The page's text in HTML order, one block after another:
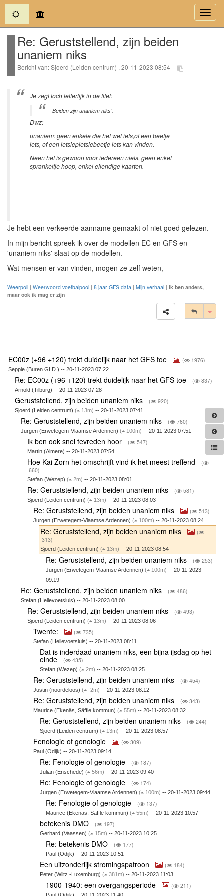
(current)
Re: Geruststellend, zijn beiden
unaniem niks
Bericht van: Sjoerd (Leiden centrum) , 20-11-2023 08:54
Je zegt toch letterlijk in de titel:
Beiden zijn unaniem niks".
Dwz:
unaniem: geen enkele die het wel iets,of een beetje
iets, of een ietsiepietsiebeetje iets kan vinden.
Neen het is gewoon voor iedereen niets, geen enkel
sprankeltje hoop, enkel ellendige kaarten.
Je hebt een verkeerde aanname gemaakt of niet goed gelezen.
In mijn bericht spreek ik over de modellen EC en GFS en
'unaniem niks' slaat op de modellen.
Wat mensen er van vinden, mogen ze zelf weten,
Weerpoll | Weerwoord voetbalpool | 8 jaar GFS data | Mijn verhaal | ik ben anders,
maar ook ik mag er zijn
EC00z (+96 +120) trekt duidelijk naar het GFS toe ( 1976)
Seppie (Buren GLD.) -- 20-11-2023 07:22
Re: EC00z (+96 +120) trekt duidelijk naar het GFS toe ( 837)
Arnold (Tilburg) -- 20-11-2023 07:28
Geruststellend, zijn beiden unaniem niks ( 920)
Sjoerd (Leiden centrum) ( 13m) -- 20-11-2023 07:41
Re: Geruststellend, zijn beiden unaniem niks ( 760)
Jurgen (Erwetegem-Vlaamse Ardennen)( 100m) -- 20-11-2023 07:51
Ik ben ook snel tevreden hoor ( 547)
Martin (Almere) -- 20-11-2023 07:54
Hoe Kai Zorn het omschrijft vind ik het meest treffend
(
660)
Stefan (Wezep) ( 2m) -- 20-11-2023 08:01
Re: Geruststellend, zijn beiden unaniem niks ( 581)
Sjoerd (Leiden centrum) ( 13m) -- 20-11-2023 08:03
Re: Geruststellend, zijn beiden unaniem niks ( 513)
Jurgen (Erwetegem-Vlaamse Ardennen)( 100m) -- 20-11-2023 08:24
Re: Geruststellend, zijn beiden unaniem niks
(
313)
Sjoerd (Leiden centrum) ( 13m) -- 20-11-2023 08:54
Re: Geruststellend, zijn beiden unaniem niks ( 253)
Jurgen (Erwetegem-Vlaamse Ardennen)( 100m) -- 20-11-2023
09:19
Re: Geruststellend, zijn beiden unaniem niks ( 486)
Stefan (Hellevoetsluis) -- 20-11-2023 08:00
Re: Geruststellend, zijn beiden unaniem niks ( 493)
Sjoerd (Leiden centrum) ( 13m) -- 20-11-2023 08:06
Twente: ( 735)
Stefan (Hellevoetsluis) -- 20-11-2023 08:11
Dat is inderdaad unaniem niks, een bijna ijsdag op het
einde ( 435)
Stefan (Wezep) ( 2m) -- 20-11-2023 08:25
Re: Geruststellend, zijn beiden unaniem niks ( 454)
Justin (noordeloos)( -2m) -- 20-11-2023 08:12
Re: Geruststellend, zijn beiden unaniem niks ( 343)
Maurice (Ekenäs, Säffle kommun)( 55m) -- 20-11-2023 08:32
Re: Geruststellend, zijn beiden unaniem niks ( 244)
Sjoerd (Leiden centrum) ( 13m) -- 20-11-2023 08:57
Fenologie of genologie ( 309)
Paul (Odijk) -- 20-11-2023 09:14
Re: Fenologie of genologie ( 187)
Julian (Enschede) ( 56m) -- 20-11-2023 09:40
Re: Fenologie of genologie ( 174)
Jurgen (Erwetegem-Vlaamse Ardennen) ( 100m) -- 20-11-2023 09:44
Re: Fenologie of genologie ( 137)
Maurice (Ekenäs, Säffle kommun)( 55m) -- 20-11-2023 10:57
betekenis DMO ( 197)
Gerhard (Vaassen) ( 15m) -- 20-11-2023 10:25
Re: betekenis DMO ( 177)
Paul (Odijk) -- 20-11-2023 10:51
Een uitzonderlijk stromingspatroon ( 184)
Peter (Wiltz -Luxemburg) ( 381m) -- 20-11-2023 11:03
1900-1940: een overgangsperiode ( 211)